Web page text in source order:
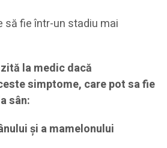
să fie într-un stadiu mai
la medic dacă
simptome, care pot sa fie
sân:
și a mamelonului